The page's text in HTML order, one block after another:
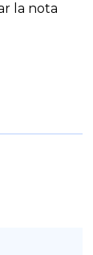
la nota